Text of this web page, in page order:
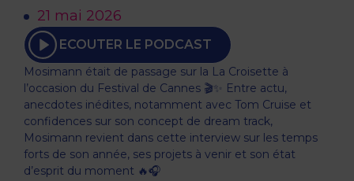
21 mai 2026
ECOUTER LE PODCAST
Mosimann était de passage sur la La Croisette à
l’occasion du Festival de Cannes 🎬✨ Entre actu,
anecdotes inédites, notamment avec Tom Cruise et
confidences sur son concept de dream track,
Mosimann revient dans cette interview sur les temps
forts de son année, ses projets à venir et son état
d’esprit du moment 🔥🎧